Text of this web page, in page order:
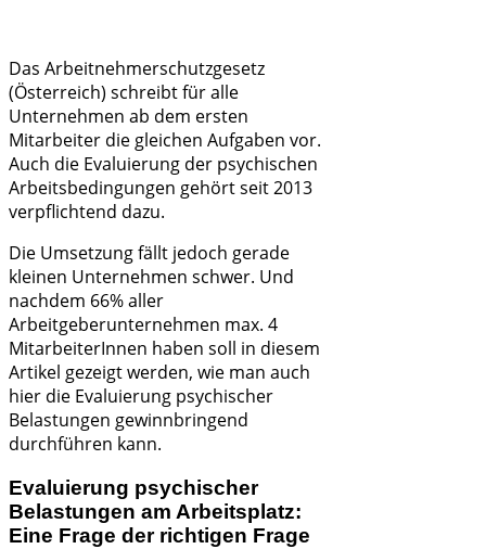
Das Arbeitnehmerschutzgesetz
(Österreich) schreibt für alle
Unternehmen ab dem ersten
Mitarbeiter die gleichen Aufgaben vor.
Auch die Evaluierung der psychischen
Arbeitsbedingungen gehört seit 2013
verpflichtend dazu.
Die Umsetzung fällt jedoch gerade
kleinen Unternehmen schwer. Und
nachdem 66% aller
Arbeitgeberunternehmen max. 4
MitarbeiterInnen haben soll in diesem
Artikel gezeigt werden, wie man auch
hier die Evaluierung psychischer
Belastungen gewinnbringend
durchführen kann.
Evaluierung psychischer
Belastungen am Arbeitsplatz:
Eine Frage der richtigen Frage